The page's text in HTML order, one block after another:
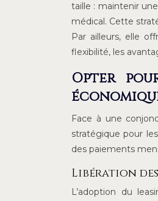
taille : maintenir
médical. Cette
Par ailleurs, elle
flexibilité, les
Opter
Face à une
stratégique pour
des paiements
Libération
L’adoption du